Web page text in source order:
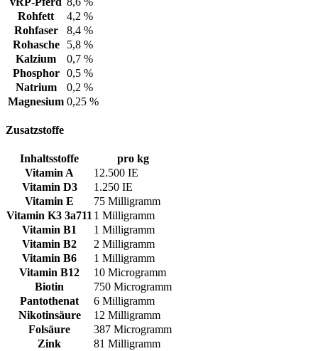
Rohfett
4,2 %
Rohfaser
8,4 %
Rohasche
5,8 %
Kalzium
0,7 %
Phosphor
0,5 %
Natrium
0,2 %
Magnesium 0,25 %
Zusatzstoffe
Inhaltsstoffe
pro kg
Vitamin A
12.500 IE
Vitamin D3
1.250 IE
Vitamin E
75 Milligramm
Vitamin K3 3a711 1 Milligramm
Vitamin B1
1 Milligramm
Vitamin B2
2 Milligramm
Vitamin B6
1 Milligramm
Vitamin B12
10 Microgramm
Biotin
750 Microgramm
Pantothenat
6 Milligramm
Nikotinsäure
12 Milligramm
Folsäure
387 Microgramm
Zink
81 Milligramm